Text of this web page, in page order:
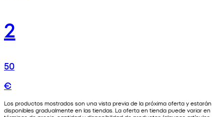
2
50
€
Los productos mostrados son una vista previa de la próxima oferta y estarán
disponibles gradualmente en las tiendas. La oferta en tienda puede variar en